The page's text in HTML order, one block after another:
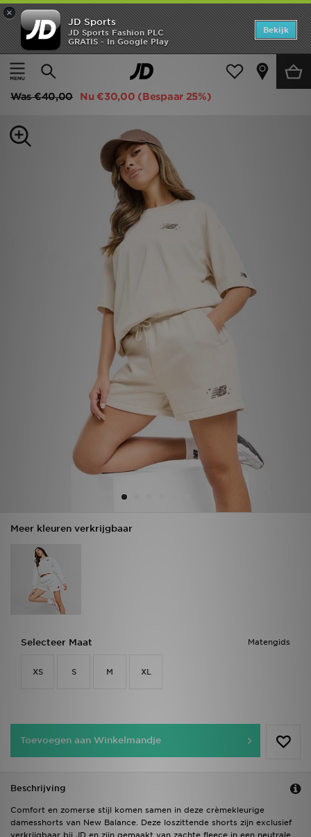
×
JD Sports
JD Sports Fashion PLC
GRATIS - In Google Play
Bekijk
Thuis
Dames Dameskleding Shorts
New Balance Chrome Shorts
Was€40,00 Nu €30,00 (Bespaar 25%)
Meer kleuren verkrijgbaar
Matengids
Selecteer Maat
XS S M XL
Toevoegen aan Winkelmandje
Beschrijving
Comfort en zomerse stijl komen samen in deze crèmekleurige
damesshorts van New Balance. Deze loszittende shorts zijn exclusief
verkrijgbaar bij JD en zijn gemaakt van zachte fleece in een neutrale
Home
Offers
Dames
Klantenservice
Download de app